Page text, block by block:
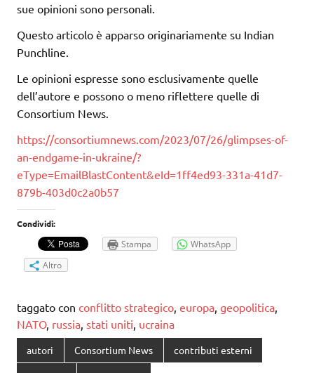
sue opinioni sono personali.
Questo articolo è apparso originariamente su Indian
Punchline.
Le opinioni espresse sono esclusivamente quelle
dell’autore e possono o meno riflettere quelle di
Consortium News.
https://consortiumnews.com/2023/07/26/glimpses-of-
an-endgame-in-ukraine/?
eType=EmailBlastContent&eId=1ff4ed93-331a-41d7-
879b-403d0c2a0b57
Condividi:
Stampa
WhatsApp
Altro
taggato con conflitto strategico europa geopolitica
NATO, russia stati uniti ucraina
autori Consortium News contributi esterni